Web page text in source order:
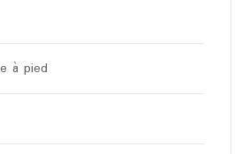
à pied